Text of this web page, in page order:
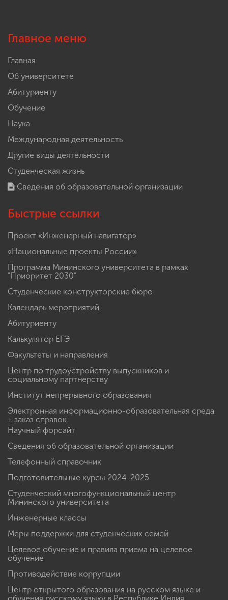
Главное меню
Главная
Об университете
Абитуриенту
Обучение
Наука
Международная деятельность
Другие виды деятельности
Студенческая жизнь
Сведения об образовательной организации
Быстрые ссылки
Проект «Инженерный навигатор»
«Национальные проекты России»
Программа Мининского университета в рамках
"Приоритет 2030"
Студенческие конструкторские бюро
Календарь мероприятий
Абитуриенту
Калькулятор ЕГЭ
Факультеты и направления
Центр по трудоустройству выпускников и
социальному партнерству
Институт непрерывного образования
Электронная информационно-образовательная среда
+ заказ справок
Научный форсайт
Сведения об образовательной организации
Телефонный справочник
Подготовительные курсы 2024-2025
Студенческий многофункциональный центр
Мининского университета
Инженерные классы
Меры поддержки для студенческих семей
Целевое обучение и правила приема на целевое
обучение
Противодействие коррупции
Центр открытого образования на русском языке и
обучения русскому языку в Республике Индия